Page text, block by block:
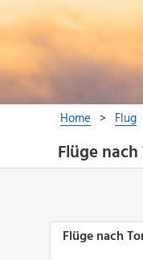
Flüge
Flüge nach